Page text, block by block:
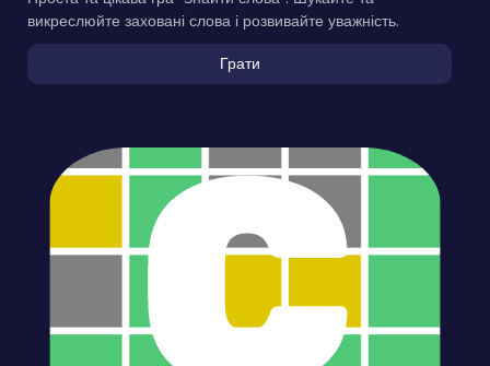
викреслюйте заховані слова і розвивайте уважність.
Грати